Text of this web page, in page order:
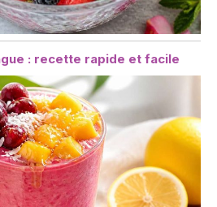
: recette rapide et facile